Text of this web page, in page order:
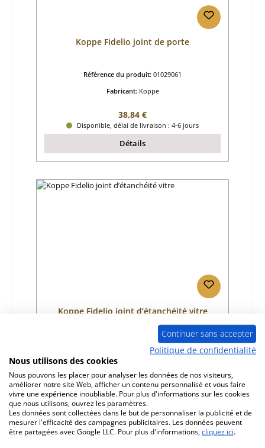
Koppe Fidelio joint de porte
Référence du produit: 01029061
Fabricant: Koppe
Prix régulier :
38,84 €
Disponible, délai de livraison : 4-6 jours
Détails
Koppe Fidelio joint d’étanchéité vitre
01029039
Fabricant:
Prix régulier :
28,36 €
Disponible, délai de livraison : 4-6 jours
Détails
Continuer sans accepter
Politique de confidentialité
Nous utilisons des cookies
Nous pouvons les placer pour analyser les données de nos visiteurs,
améliorer notre site Web, afficher un contenu personnalisé et vous faire
vivre une expérience inoubliable. Pour plus d'informations sur les cookies
que nous utilisons, ouvrez les paramètres.
Les données sont collectées dans le but de personnaliser la publicité et de
mesurer l'efficacité des campagnes publicitaires. Les données peuvent
être partagées avec Google LLC. Pour plus d'informations, cliquez ici.